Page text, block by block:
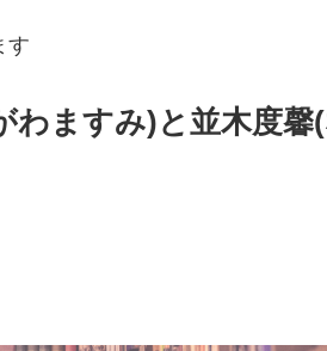
す
わますみ)と並木度